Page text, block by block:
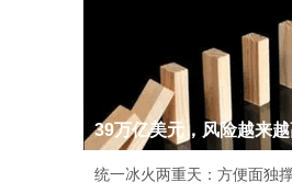
39万亿美元，风险越来越
统一冰火两重天：方便面独